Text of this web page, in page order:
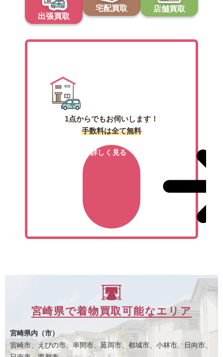
出張買取
宅配買取 店舗買取
1点からでもお伺いします！
手数料は全て無料
詳しく見る
宮崎県で着物買取可能なエリア
宮崎県内（市）
宮崎市、えびの市、串間市、延岡市、都城市、小林市、日向市、